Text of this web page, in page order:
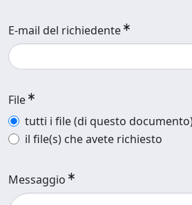
E-mail del richiedente
File
tutti i file (di questo
il file(s) che avete richiesto
Messaggio